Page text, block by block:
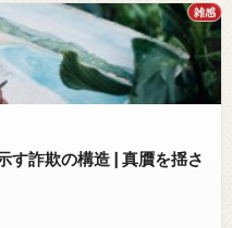
雑感
す詐欺の構造 | 真贋を揺さ